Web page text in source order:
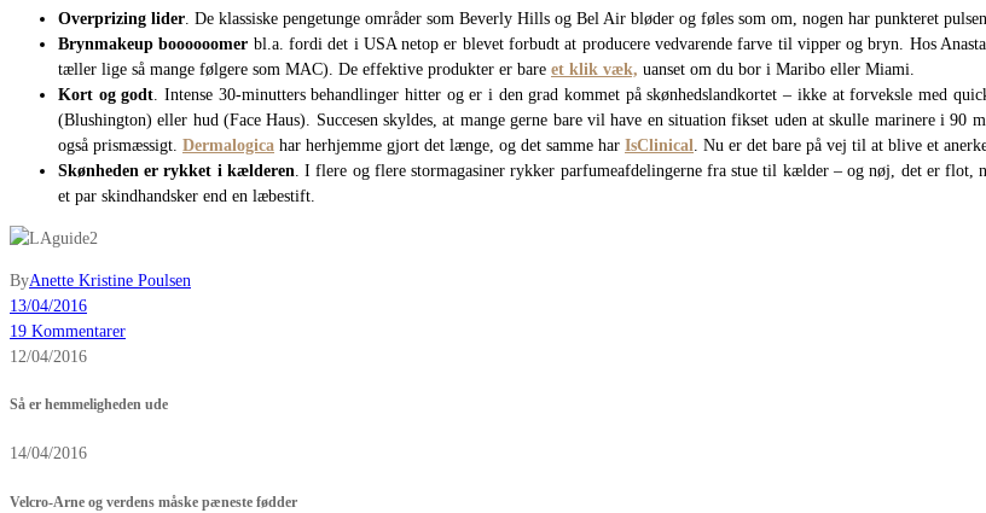
Overprizing lider . De klassiske pengetunge områder som Beverly Hills og Bel Air bløder og føles som om, nogen har punkteret
Brynmakeup boooooomer bl.a. fordi det i USA netop er blevet forbudt at producere vedvarende farve til vipper og bryn. Hos
tæller lige så mange følgere som MAC). De effektive produkter er bare et klik væk, uanset om du bor i Maribo eller Miami.
Kort og godt . Intense 30-minutters behandlinger hitter og er i den grad kommet på skønhedslandkortet – ikke at forveksle med
(Blushington) eller hud (Face Haus). Succesen skyldes, at mange gerne bare vil have en situation fikset uden at skulle marinere i
også prismæssigt. Dermalogica har herhjemme gjort det længe, og det samme har IsClinical . Nu er det bare på vej til at blive et
Skønheden er rykket i kælderen . I flere og flere stormagasiner rykker parfumeafdelingerne fra stue til kælder – og nøj, det er
et par skindhandsker end en læbestift.
ByAnette Kristine Poulsen
13/04/2016
19 Kommentarer
12/04/2016
Så er hemmeligheden ude
14/04/2016
Velcro-Arne og verdens måske pæneste fødder